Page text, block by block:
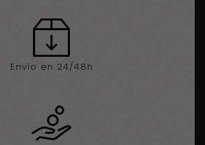
Envío en 24/48h